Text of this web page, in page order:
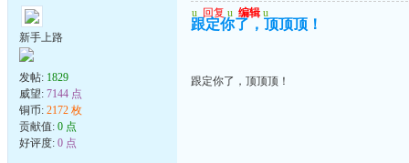
新手上路
发帖: 1829
威望: 7144 点
铜币: 2172 枚
贡献值: 0 点
好评度: 0 点
u 回复 u 编辑 u
跟定你了，顶顶顶！
跟定你了，顶顶顶！